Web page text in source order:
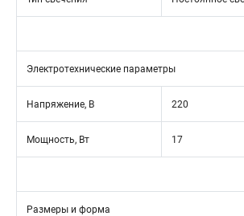
Электротехнические параметры
Напряжение, В 220
Мощность, Вт 17
Размеры и форма